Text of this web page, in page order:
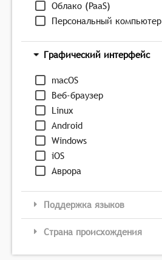
Облако (PaaS)
Персональный компьютер
Графический интерфейс
macOS
Веб-браузер
Linux
Android
Windows
iOS
Аврора
Поддержка языков
Страна происхождения